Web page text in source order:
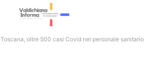
Toscana, oltre 500 casi Covid nel personale sanitario